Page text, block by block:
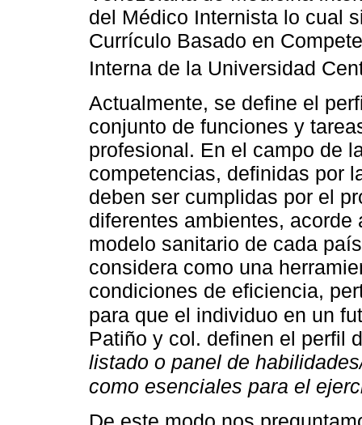
del Médico Internista lo cual
Currículo Basado en
Interna de la Universidad
Actualmente, se define el
conjunto de funciones y
profesional. En el campo de
competencias, definidas por
deben ser cumplidas por el
diferentes ambientes,
modelo sanitario de cada
considera como una
condiciones de eficiencia,
para que el individuo en un
Patiño y col. definen el perfil
listado o panel de
como esenciales para el